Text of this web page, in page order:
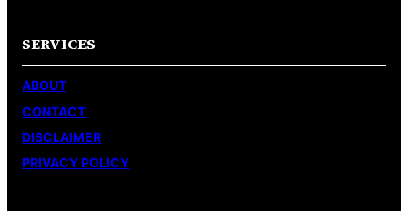
SERVICES
ABOUT
CONTACT
DISCLAIMER
PRIVACY POLICY